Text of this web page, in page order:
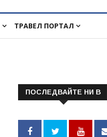
ТРАВЕЛ ПОРТАЛ
ПОСЛЕДВАЙТЕ НИ В